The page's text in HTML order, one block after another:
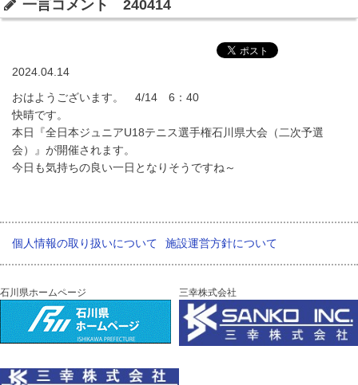
一言コメント 240414
2024.04.14
おはようございます。 4/14 6：40
快晴です。
本日『全日本ジュニアU18テニス選手権石川県大会（二次予選
会）』が開催されます。
今日も気持ちの良い一日となりそうですね～
個人情報の取り扱いについて 施設運営方針について
石川県ホームページ 三幸株式会社